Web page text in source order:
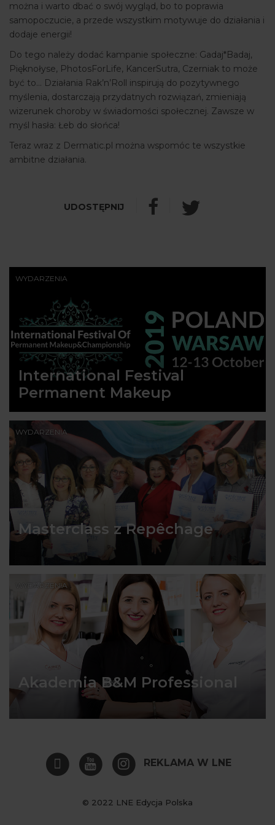
można i warto dbać o swój wygląd, bo to poprawia
samopoczucie, a przede wszystkim motywuje do działania i
dodaje energii!
Do tego należy dodać kampanie społeczne: Gadaj*Badaj,
Pięknołyse, PhotosForLife, KancerSutra, Czerniak to może
być to... Działania Rak’n’Roll inspirują do pozytywnego
myślenia, dostarczają przydatnych rozwiązań, zmieniają
wizerunek choroby w świadomości społecznej. Zawsze w
myśl hasła: Łeb do słońca!
Teraz wraz z Dermatic.pl można wspomóc te wszystkie
ambitne działania.
WYDARZENIA
International Festival
Permanent Makeup
WYDARZENIA
Masterclass z Repêchage
WYDARZENIA
Akademia B&M Professional
REKLAMA W LNE
© 2022 LNE Edycja Polska